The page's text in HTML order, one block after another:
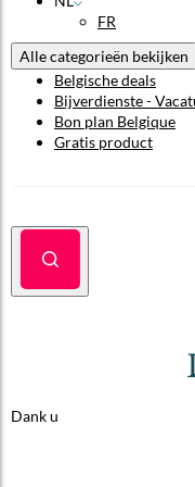
FR
Alle categorieën bekijken
Belgische deals
Bijverdienste -
Bon plan Belgique
Gratis product
Dank u